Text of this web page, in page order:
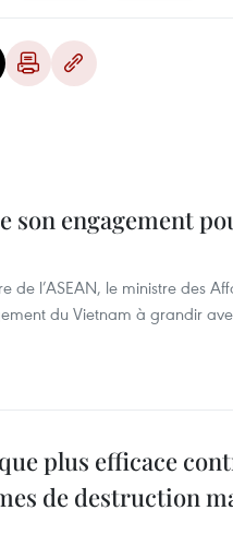
son engagement
de l’ASEAN, le ministre des
du Vietnam à grandir
plus efficace
de destruction